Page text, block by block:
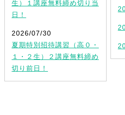
生）１講座無料締め切り当
日！
2026/07/30
夏期特別招待講習（高０・
１・２生）２講座無料締め
切り前日！